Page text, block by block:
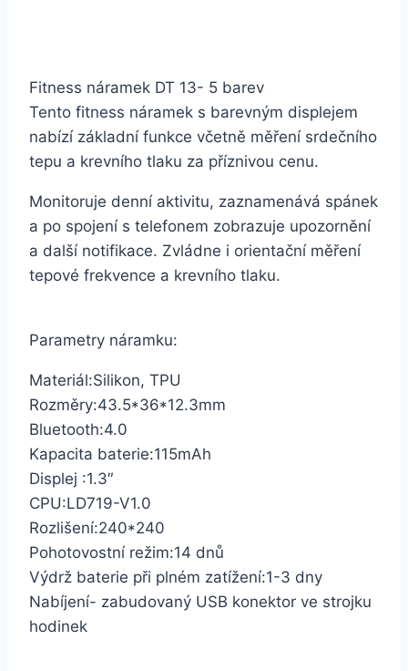
Fitness náramek DT 13- 5 barev
Tento fitness náramek s barevným displejem
nabízí základní funkce včetně měření srdečního
tepu a krevního tlaku za příznivou cenu.
Monitoruje denní aktivitu, zaznamenává spánek
a po spojení s telefonem zobrazuje upozornění
a další notifikace. Zvládne i orientační měření
tepové frekvence a krevního tlaku.
Parametry náramku:
Materiál:Silikon, TPU
Rozměry:43.5*36*12.3mm
Bluetooth:4.0
Kapacita baterie:115mAh
Displej :1.3″
CPU:LD719-V1.0
Rozlišení:240*240
Pohotovostní režim:14 dnů
Výdrž baterie při plném zatížení:1-3 dny
Nabíjení- zabudovaný USB konektor ve strojku
hodinek